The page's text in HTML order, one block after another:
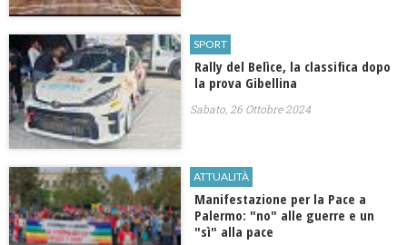
SPORT
Rally del Belìce, la classifica dopo
la prova Gibellina
Sabato, 26 Ottobre 2024
ATTUALITÀ
Manifestazione per la Pace a
Palermo: "no" alle guerre e un
"sì" alla pace